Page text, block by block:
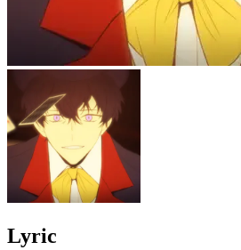
Lyric